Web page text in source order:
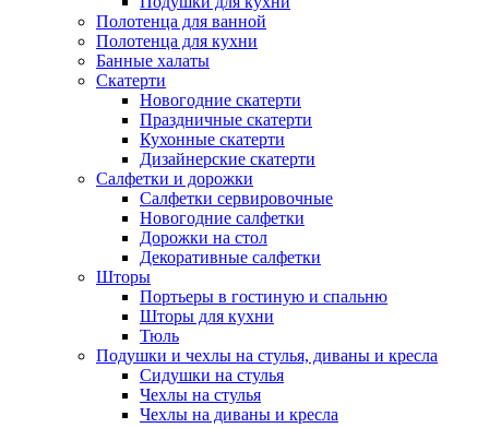
Полотенца для ванной
Полотенца для кухни
Банные халаты
Скатерти
Новогодние скатерти
Праздничные скатерти
Кухонные скатерти
Дизайнерские скатерти
Салфетки и дорожки
Салфетки сервировочные
Новогодние салфетки
Дорожки на стол
Декоративные салфетки
Шторы
Портьеры в гостиную и спальню
Шторы для кухни
Тюль
Подушки и чехлы на стулья, диваны и кресла
Сидушки на стулья
Чехлы на стулья
Чехлы на диваны и кресла